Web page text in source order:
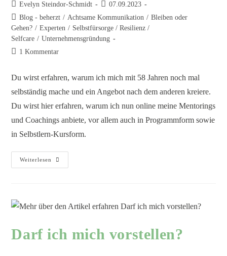
Evelyn Steindor-Schmidt
07.09.2023
Blog - beherzt / Achtsame Kommunikation / Bleiben oder
Gehen? / Experten / Selbstfürsorge / Resilienz /
Selfcare / Unternehmensgründung
1 Kommentar
Du wirst erfahren, warum ich mich mit 58 Jahren noch mal
selbständig mache und ein Angebot nach dem anderen kreiere.
Du wirst hier erfahren, warum ich nun online meine Mentorings
und Coachings anbiete, vor allem auch in Programmform sowie
in Selbstlern-Kursform.
Weiterlesen
Darf ich mich vorstellen?